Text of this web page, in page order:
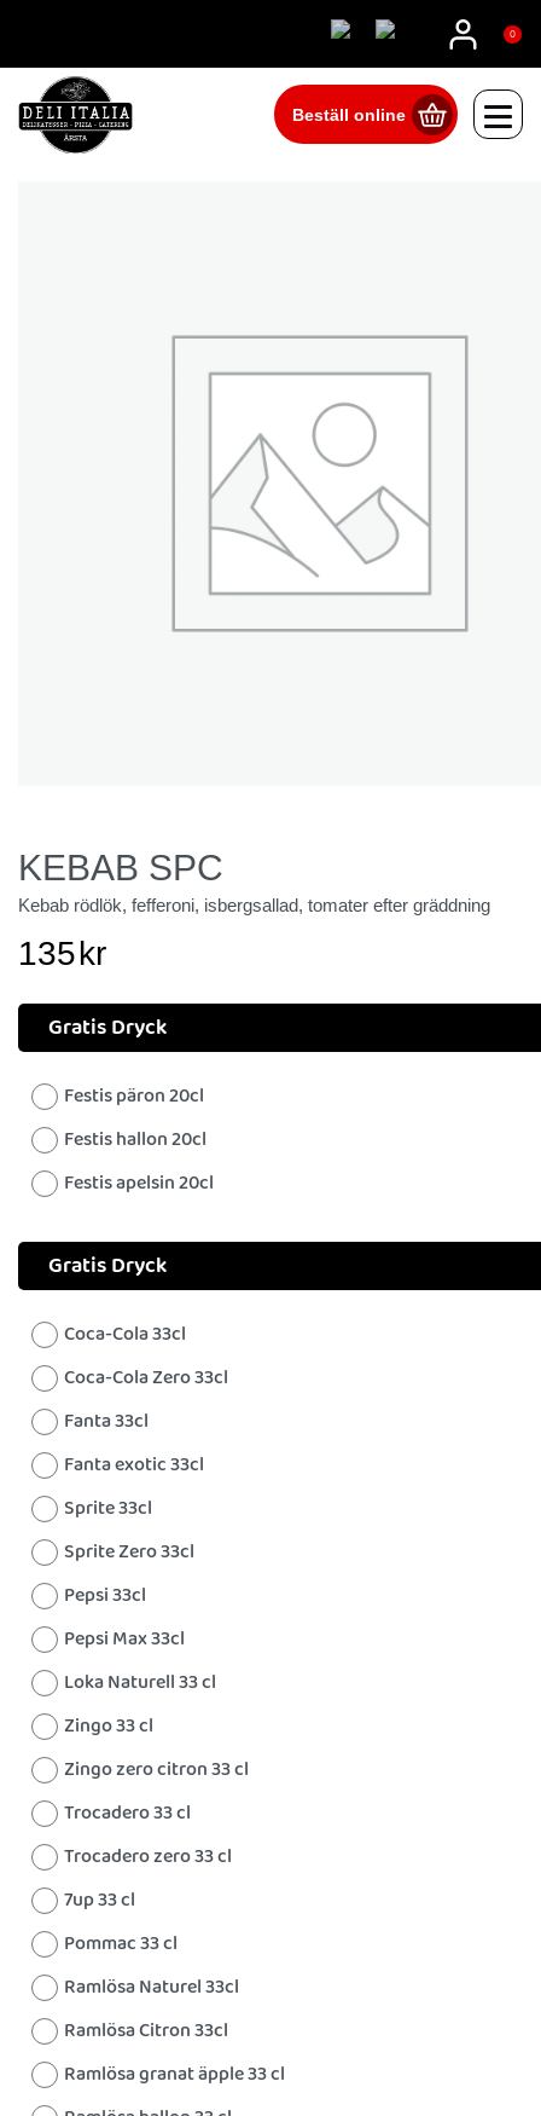
0
Beställ online
KEBAB SPC
Kebab rödlök, fefferoni, isbergsallad, tomater efter gräddning
135kr
Gratis Dryck
Festis päron 20cl
Festis hallon 20cl
Festis apelsin 20cl
Gratis Dryck
Coca-Cola 33cl
Coca-Cola Zero 33cl
Fanta 33cl
Fanta exotic 33cl
Sprite 33cl
Sprite Zero 33cl
Pepsi 33cl
Pepsi Max 33cl
Loka Naturell 33 cl
Zingo 33 cl
Zingo zero citron 33 cl
Trocadero 33 cl
Trocadero zero 33 cl
7up 33 cl
Pommac 33 cl
Ramlösa Naturel 33cl
Ramlösa Citron 33cl
Ramlösa granat äpple 33 cl